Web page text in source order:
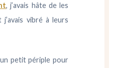
, j’avais hâte de les
vibré à leurs
un petit périple pour